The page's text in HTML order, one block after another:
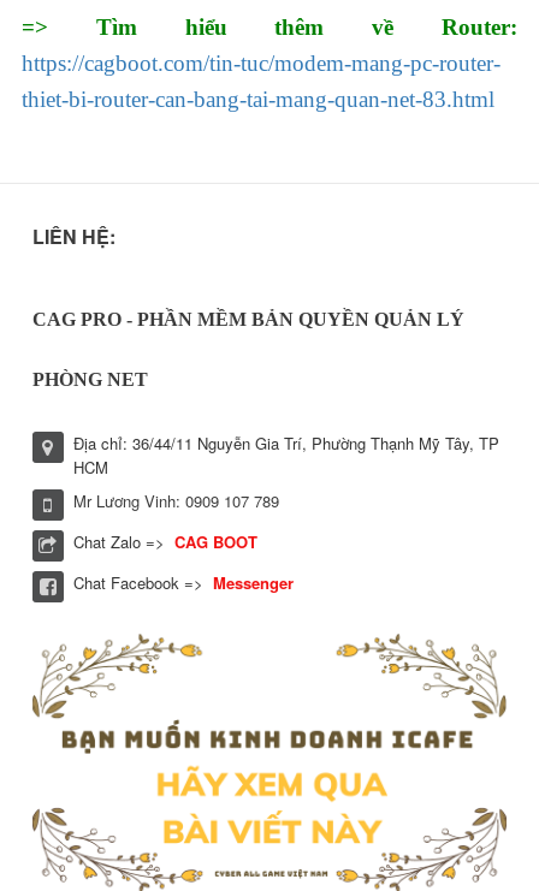
=> Tìm hiểu thêm về Router:
https://cagboot.com/tin-tuc/modem-mang-pc-router-
thiet-bi-router-can-bang-tai-mang-quan-net-83.html
LIÊN HỆ:
CAG PRO - PHẦN MỀM BẢN QUYỀN QUẢN LÝ
PHÒNG NET
Địa chỉ: 36/44/11 Nguyễn Gia Trí, Phường Thạnh Mỹ Tây, TP
HCM
Mr Lương Vinh: 0909 107 789
Chat Zalo => CAG BOOT
Chat Facebook => Messenger